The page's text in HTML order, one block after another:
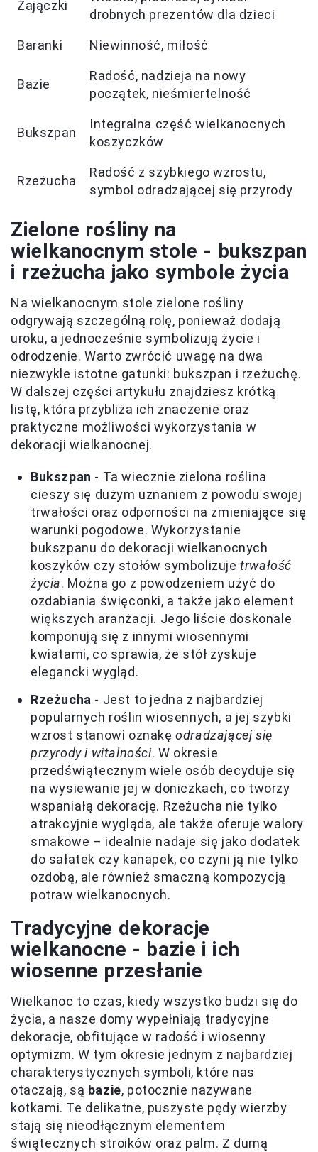
Zajączki
drobnych prezentów dla dzieci
Baranki Niewinność, miłość
Bazie
Radość, nadzieja na nowy
początek, nieśmiertelność
Bukszpan
Integralna część wielkanocnych
koszyczków
Rzeżucha
Radość z szybkiego wzrostu,
symbol odradzającej się przyrody
Zielone rośliny na
wielkanocnym stole - bukszpan
i rzeżucha jako symbole życia
Na wielkanocnym stole zielone rośliny
odgrywają szczególną rolę, ponieważ dodają
uroku, a jednocześnie symbolizują życie i
odrodzenie. Warto zwrócić uwagę na dwa
niezwykle istotne gatunki: bukszpan i rzeżuchę.
W dalszej części artykułu znajdziesz krótką
listę, która przybliża ich znaczenie oraz
praktyczne możliwości wykorzystania w
dekoracji wielkanocnej.
Bukszpan - Ta wiecznie zielona roślina
cieszy się dużym uznaniem z powodu swojej
trwałości oraz odporności na zmieniające się
warunki pogodowe. Wykorzystanie
bukszpanu do dekoracji wielkanocnych
koszyków czy stołów symbolizujetrwałość
życia. Można go z powodzeniem użyć do
ozdabiania święconki, a także jako element
większych aranżacji. Jego liście doskonale
komponują się z innymi wiosennymi
kwiatami, co sprawia, że stół zyskuje
elegancki wygląd.
Rzeżucha - Jest to jedna z najbardziej
popularnych roślin wiosennych, a jej szybki
wzrost stanowi oznakęodradzającej się
przyrody i witalności. W okresie
przedświątecznym wiele osób decyduje się
na wysiewanie jej w doniczkach, co tworzy
wspaniałą dekorację. Rzeżucha nie tylko
atrakcyjnie wygląda, ale także oferuje walory
smakowe – idealnie nadaje się jako dodatek
do sałatek czy kanapek, co czyni ją nie tylko
ozdobą, ale również smaczną kompozycją
potraw wielkanocnych.
Tradycyjne dekoracje
wielkanocne - bazie i ich
wiosenne przesłanie
Wielkanoc to czas, kiedy wszystko budzi się do
życia, a nasze domy wypełniają tradycyjne
dekoracje, obfitujące w radość i wiosenny
optymizm. W tym okresie jednym z najbardziej
charakterystycznych symboli, które nas
otaczają, są bazie, potocznie nazywane
kotkami. Te delikatne, puszyste pędy wierzby
stają się nieodłącznym elementem
świątecznych stroików oraz palm. Z dumą